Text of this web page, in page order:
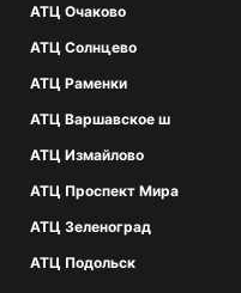
АТЦ Очаково
АТЦ Солнцево
АТЦ Раменки
АТЦ Варшавское ш
АТЦ Измайлово
АТЦ Проспект Мира
АТЦ Зеленоград
АТЦ Подольск